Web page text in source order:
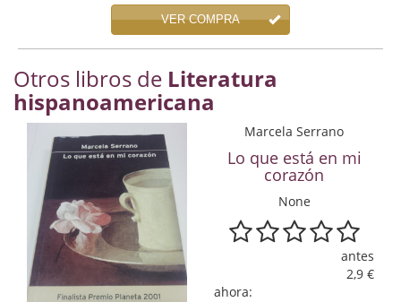
Divulgación científica
Economía
Enciclopedias
Ensayo
Ensayo literario
Filosofía
Física y Química
VER COMPRA
Otros libros de Literatura
hispanoamericana
Marcela Serrano
Lo que está en mi
corazón
None
antes
2,9 €
ahora: